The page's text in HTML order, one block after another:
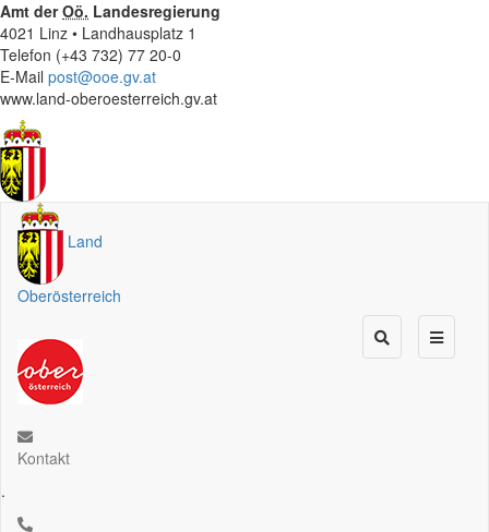
Amt derOö. Landesregierung
4021 Linz • Landhausplatz 1
Telefon (+43 732) 77 20-0
E-Mail post@ooe.gv.at
www.land-oberoesterreich.gv.at
Land
Oberösterreich
Kontakt
.